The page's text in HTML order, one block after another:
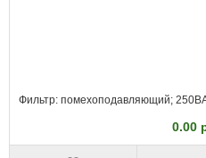
Фильтр: помехоподавляющий;
0.00